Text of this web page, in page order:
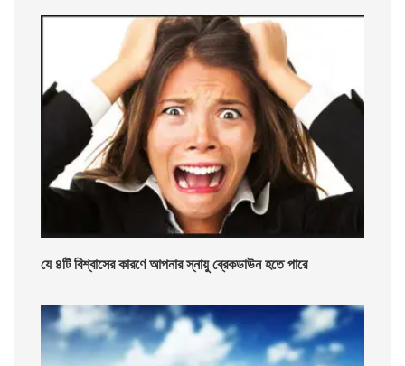
যে ৪টি বিশ্বাসের কারণে আপনার স্নায়ু ব্রেকডাউন হতে পারে